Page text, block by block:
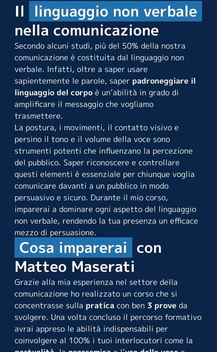
Il linguaggio non verbale
nella comunicazione
Secondo alcuni studi, più del 50% della nostra
comunicazione è costituita dal linguaggio non
verbale. Infatti, oltre a saper usare
sapientemente le parole, saper padroneggiare il
linguaggio del corpo è un’abilità in grado di
amplificare il messaggio che vogliamo
trasmettere.
La postura, i movimenti, il contatto visivo e
persino il tono e il volume della voce sono
strumenti potenti che influenzano la percezione
del pubblico. Saper riconoscere e controllare
questi elementi è essenziale per chiunque voglia
comunicare davanti a un pubblico in modo
persuasivo e sicuro. Durante il mio corso,
imparerai a dominare ogni aspetto del linguaggio
non verbale, rendendo la tua presenza un efficace
mezzo di persuasione.
Cosa imparerai con
Matteo Maserati
Grazie alla mia esperienza nel settore della
comunicazione ho realizzato un corso che si
concentrasse sulla pratica con ben 3 prove da
svolgere. Una volta concluso il percorso formativo
avrai appreso le abilità indispensabili per
coinvolgere al 100% i tuoi interlocutori come la